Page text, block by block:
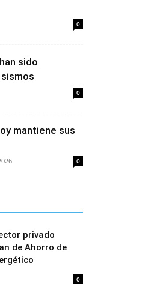
0
sido
0
mantiene sus
0
privado
de Ahorro de
0